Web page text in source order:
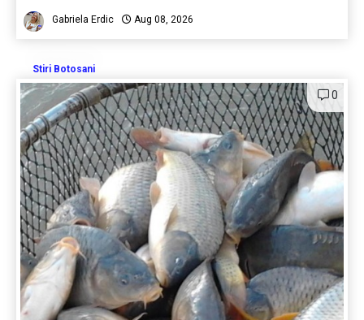
Gabriela Erdic Aug 08, 2026
Stiri Botosani
0